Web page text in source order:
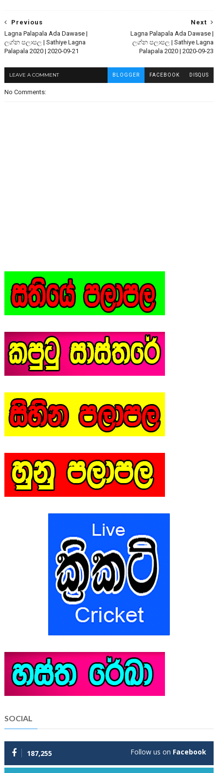
Next
Lagna Palapala Ada Dawase |
ලග්න පලාපල | Sathiye Lagna
Palapala 2020 | 2020-09-23
Previous
Lagna Palapala Ada Dawase |
ලග්න පලාපල | Sathiye Lagna
Palapala 2020 | 2020-09-21
LEAVE A COMMENT BLOGGER FACEBOOK DISQUS
No Comments:
SOCIAL
187,255 Follow us on Facebook